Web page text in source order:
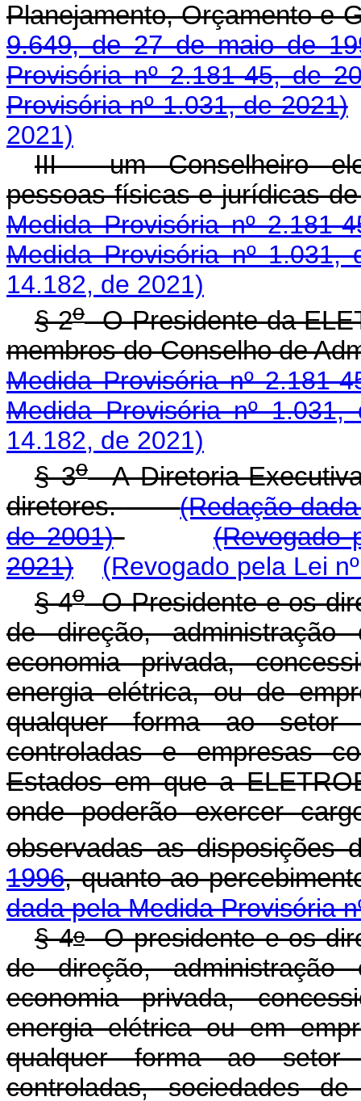
Planejamento, Orçamento e
9.649, de 27 de maio de
Provisória nº 2.181-45, de
Provisória nº 1.031, de 2021)
2021)
III - um Conselheiro
pessoas físicas e
Medida Provisória nº 2.181-
Medida Provisória nº 1.031,
14.182, de 2021)
§ 2oO Presidente da
membros do Conselho de
Medida Provisória nº 2.181-
Medida Provisória nº 1.031,
14.182, de 2021)
§ 3oA Diretoria-
diretores.
(Redação
de 2001)
(Revogado
2021)
(Revogado pela Lei
§ 4oO Presidente e os
de direção,
economia privada,
energia elétrica, ou de
qualquer forma ao setor
controladas e empresas
Estados em que a
onde poderão exercer
observadas as disposições
1996, quanto ao
dada pela Medida Provisória
§ 4oO presidente e os
de direção,
economia privada,
energia elétrica ou em
qualquer forma ao setor
controladas, sociedades